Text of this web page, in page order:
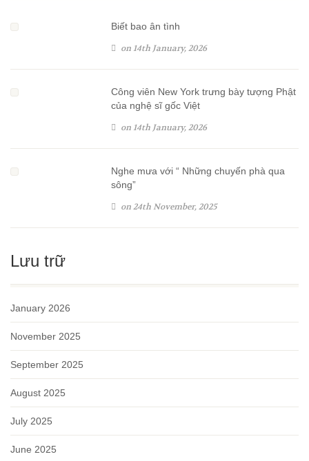
Biết bao ân tình
on 14th January, 2026
Công viên New York trưng bày tượng Phật
của nghệ sĩ gốc Việt
on 14th January, 2026
Nghe mưa với “ Những chuyến phà qua
sông”
on 24th November, 2025
Lưu trữ
January 2026
November 2025
September 2025
August 2025
July 2025
June 2025